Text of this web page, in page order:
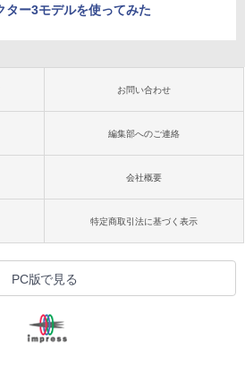
ター3モデルを使ってみた
お問い合わせ
編集部へのご連絡
会社概要
特定商取引法に基づく表示
PC版で見る